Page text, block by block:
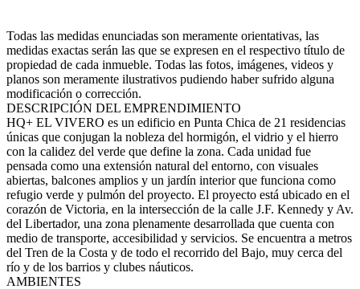
Todas las medidas enunciadas son meramente orientativas, las
medidas exactas serán las que se expresen en el respectivo título de
propiedad de cada inmueble. Todas las fotos, imágenes, videos y
planos son meramente ilustrativos pudiendo haber sufrido alguna
modificación o corrección.
DESCRIPCIÓN DEL EMPRENDIMIENTO
HQ+ EL VIVERO es un edificio en Punta Chica de 21 residencias
únicas que conjugan la nobleza del hormigón, el vidrio y el hierro
con la calidez del verde que define la zona. Cada unidad fue
pensada como una extensión natural del entorno, con visuales
abiertas, balcones amplios y un jardín interior que funciona como
refugio verde y pulmón del proyecto. El proyecto está ubicado en el
corazón de Victoria, en la intersección de la calle J.F. Kennedy y Av.
del Libertador, una zona plenamente desarrollada que cuenta con
medio de transporte, accesibilidad y servicios. Se encuentra a metros
del Tren de la Costa y de todo el recorrido del Bajo, muy cerca del
río y de los barrios y clubes náuticos.
AMBIENTES